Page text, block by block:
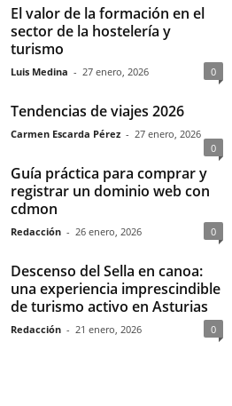
El valor de la formación en el
sector de la hostelería y
turismo
Luis Medina - 27 enero, 2026 0
Tendencias de viajes 2026
Carmen Escarda Pérez - 27 enero, 2026
0
Guía práctica para comprar y
registrar un dominio web con
cdmon
Redacción - 26 enero, 2026 0
Descenso del Sella en canoa:
una experiencia imprescindible
de turismo activo en Asturias
Redacción - 21 enero, 2026 0